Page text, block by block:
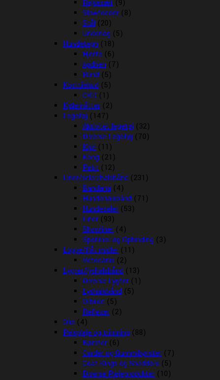
Rejsesæt (9)
Slowfeeder (8)
Stål (20)
Underlag (5)
Hundetegn (18)
Hjerte (6)
kødben (7)
Rund (5)
Kosttilskud (5)
CBD (1)
Kølemåtter (2)
Legetøj (147)
Aktivitet legetøj (32)
Diverse Legetøj (70)
Kiwi (11)
Kong (21)
Petit (12)
Liner/seler/halsbånd (231)
Bandana (4)
Hundehalsbånd (71)
Hundeseler (53)
Liner (93)
Showliner (4)
Sporliner og Opbinding (3)
Loppe/flåt midler (11)
Vetocanis (2)
Lygter/lyshalsbånd (13)
Diverse Lygter (1)
Lyshalsbånd (5)
Orbiloc (5)
Reflexer (2)
Olie (4)
Pelspleje og trimning (88)
Børster (6)
Carder og Gummibørster (7)
Coat Kings og Shedders (5)
Diverse Plejeprodukter (10)